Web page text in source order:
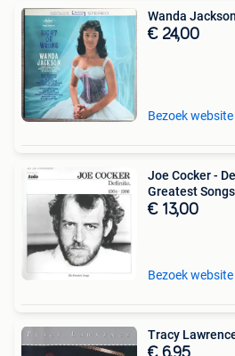
Wanda
€ 24,00
Bezoek website
Joe Cocker -
Greatest
€ 13,00
Bezoek website
Tracy